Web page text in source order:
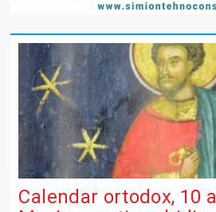
Calendar ortodox, 10